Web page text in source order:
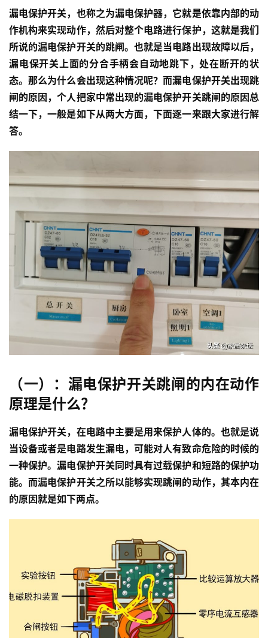
漏电保护开关，也称之为漏电保护器，它就是依靠内部的动
作机构来实现动作，然后对整个电路进行保护，这就是我们
所说的漏电保护开关的跳闸。也就是当电路出现故障以后，
漏电保开关上面的分合手柄会自动地跳下，处在断开的状
态。那么为什么会出现这种情况呢？而漏电保护开关出现跳
闸的原因，个人把家中常出现的漏电保护开关跳闸的原因总
结一下，一般是如下从两大方面，下面逐一来跟大家进行解
答。
（一）：漏电保护开关跳闸的内在动作
原理是什么？
漏电保护开关，在电路中主要是用来保护人体的。也就是说
当设备或者是电路发生漏电，可能对人有致命危险的时候的
一种保护。漏电保护开关同时具有过载保护和短路的保护功
能。而漏电保护开关之所以能够实现跳闸的动作，其本内在
的原因就是如下两点。